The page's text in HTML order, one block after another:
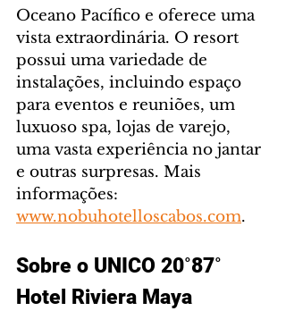
Oceano Pacífico e oferece uma
vista extraordinária. O resort
possui uma variedade de
instalações, incluindo espaço
para eventos e reuniões, um
luxuoso spa, lojas de varejo,
uma vasta experiência no jantar
e outras surpresas. Mais
informações:
www.nobuhotelloscabos.com.
Sobre o UNICO 20˚87˚
Hotel Riviera Maya